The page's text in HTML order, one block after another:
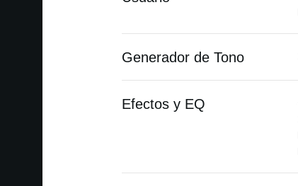
Generador de Tono
Efectos y EQ